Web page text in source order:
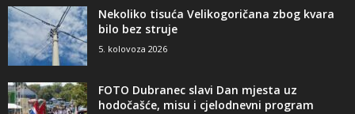
Nekoliko tisuća Velikogoričana zbog kvara
bilo bez struje
5. kolovoza 2026
FOTO Dubranec slavi Dan mjesta uz
hodočašće, misu i cjelodnevni program